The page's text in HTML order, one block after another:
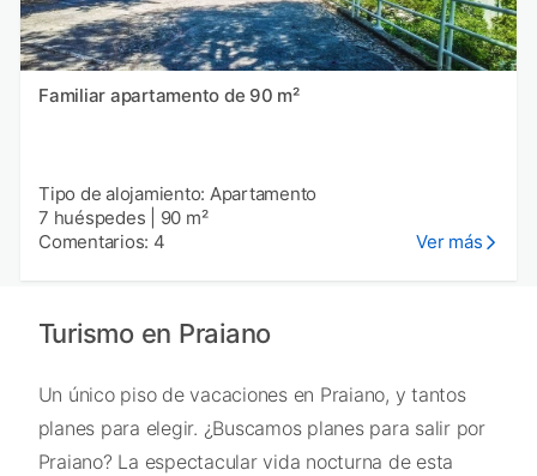
Familiar apartamento de 90 m²
Tipo de alojamiento: Apartamento
7 huéspedes
90 m²
Comentarios: 4
Ver más
Turismo en Praiano
Un único piso de vacaciones en Praiano, y tantos
planes para elegir. ¿Buscamos planes para salir por
Praiano? La espectacular vida nocturna de esta